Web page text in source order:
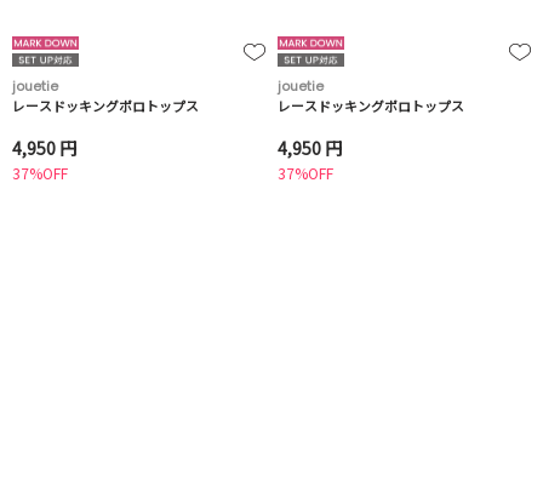
jouetie
レースドッキングポロトップス
4,950 円
37%OFF
jouetie
レースドッキングポロトップス
4,950 円
37%OFF